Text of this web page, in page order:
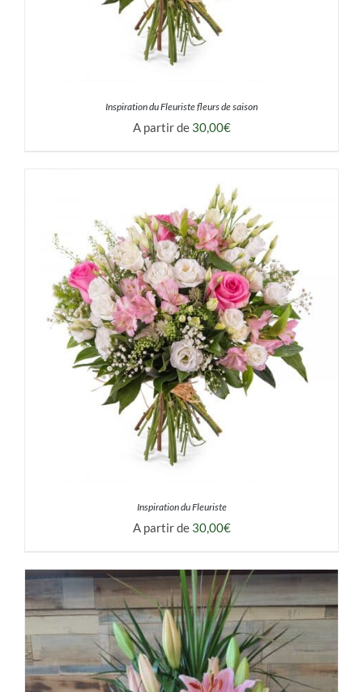
DÉTAILS
Inspiration du Fleuriste fleurs de saison
A partir de 30,00€
DÉTAILS
Inspiration du Fleuriste
A partir de 30,00€